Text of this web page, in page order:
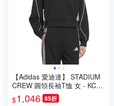
【Adidas 愛迪達】 STADIUM
CREW 圓領長袖T恤 女 - KC00
13
$1,046 85折